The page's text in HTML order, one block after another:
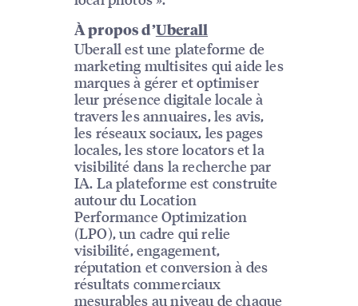
À propos d’Uberall
Uberall est une plateforme de
marketing multisites qui aide les
marques à gérer et optimiser
leur présence digitale locale à
travers les annuaires, les avis,
les réseaux sociaux, les pages
locales, les store locators et la
visibilité dans la recherche par
IA. La plateforme est construite
autour du Location
Performance Optimization
(LPO), un cadre qui relie
visibilité, engagement,
réputation et conversion à des
résultats commerciaux
mesurables au niveau de chaque